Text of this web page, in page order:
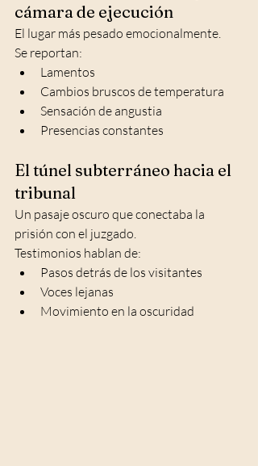
cámara de ejecución
El lugar más pesado emocionalmente.
Se reportan:
Lamentos
Cambios bruscos de temperatura
Sensación de angustia
Presencias constantes
El túnel subterráneo hacia el
tribunal
Un pasaje oscuro que conectaba la
prisión con el juzgado.
Testimonios hablan de:
Pasos detrás de los visitantes
Voces lejanas
Movimiento en la oscuridad